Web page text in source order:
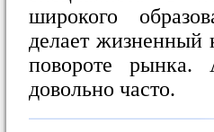
широкого
делает
повороте
довольно часто.